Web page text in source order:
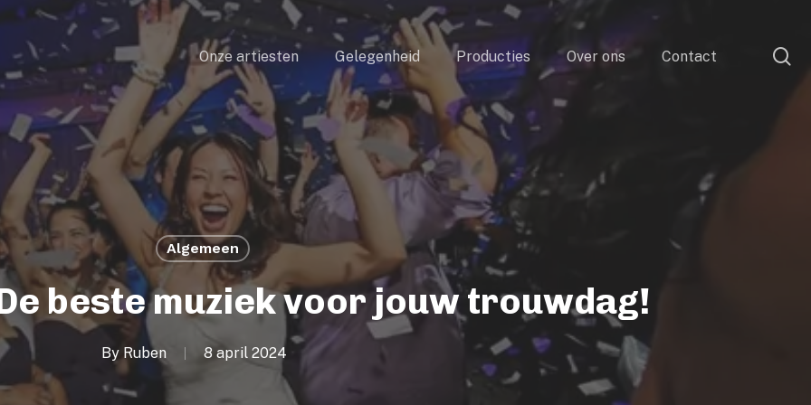
Onze artiesten Gelegenheid Producties Over ons Contact
Algemeen
beste muziek voor jouw trouwdag!
By Ruben 8 april 2024